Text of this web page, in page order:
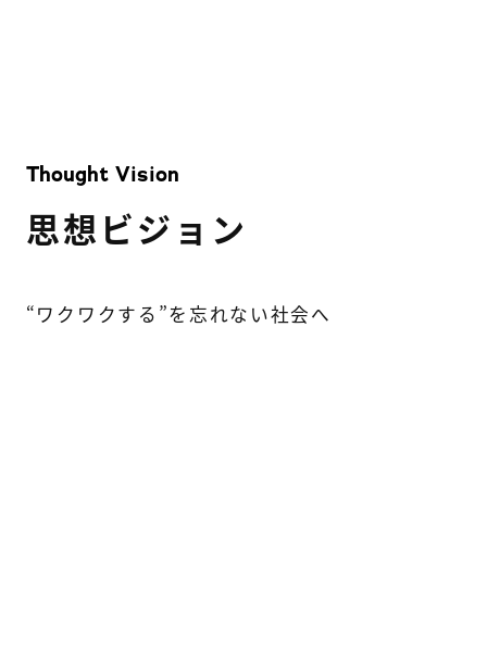
Thought Vision
思想ビジョン
“ワクワクする”を忘れない社会へ